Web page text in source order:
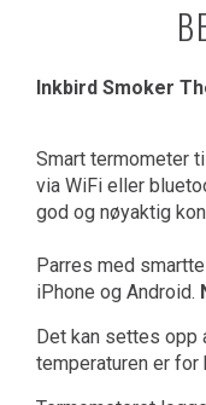
Inkbird Smoker
Smart termometer
via WiFi eller
god og nøyaktig
Parres med
iPhone og Android.
Det kan settes opp
temperaturen er for